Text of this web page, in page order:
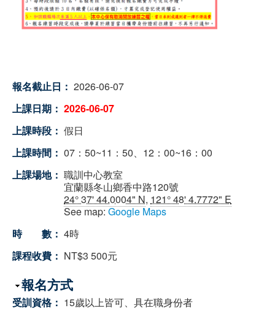
報名截止日： 2026-06-07
上課日期： 2026-06-07
上課時段： 假日
上課時間： 07：50~11：50、12：00~16：00
上課場地： 職訓中心教室
宜蘭縣冬山鄉香中路120號
24° 37' 44.0004" N, 121° 48' 4.7772" E
See map:Google Maps
時 數： 4時
課程收費： NT$3 500元
隱藏
報名方式
受訓資格： 15歲以上皆可、具在職身份者